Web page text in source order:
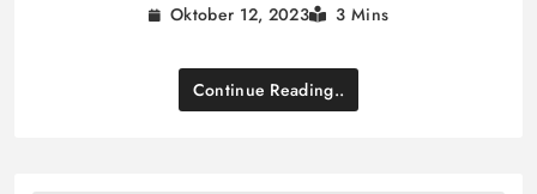
Oktober 12, 2023 3 Mins
Continue Reading..